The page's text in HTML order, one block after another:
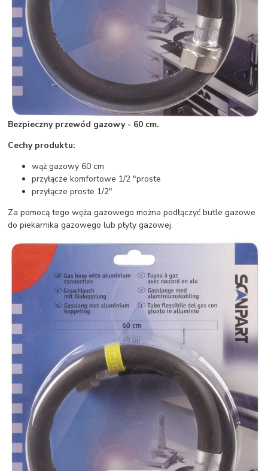
Bezpieczny przewód gazowy - 60 cm.
Cechy produktu:
wąż gazowy 60 cm
przyłącze komfortowe 1/2 "proste
przyłącze proste 1/2"
Za pomocą tego węża gazowego można podłączyć butle gazowe
do piekarnika gazowego lub płyty gazowej.